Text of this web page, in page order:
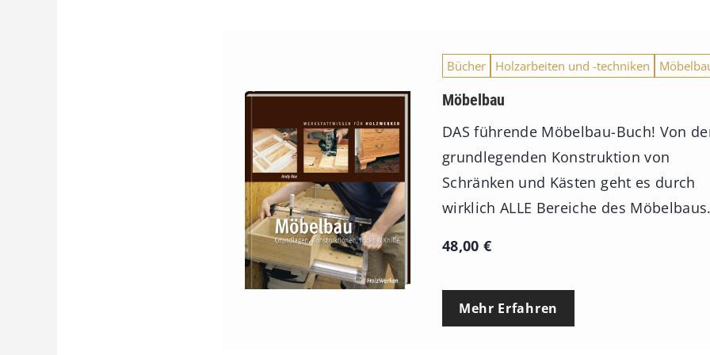
Bücher Holzarbeiten und -techniken
Möbelbau
DAS führende Möbelbau-Buch! Von
grundlegenden Konstruktion von
Schränken und Kästen geht es durch
wirklich ALLE Bereiche des Möbelbaus.
48,00 €
Mehr Erfahren